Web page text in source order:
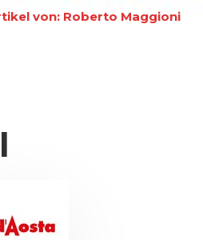
von: Roberto Maggioni